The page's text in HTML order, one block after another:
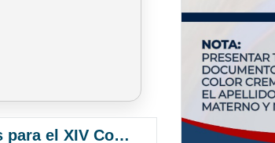
Convocatoria Elección de Delegados Docentes para el XIV Congreso Nacional de Universidades